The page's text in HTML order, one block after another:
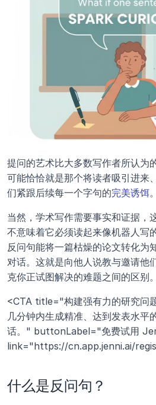
提问的艺术比大多数写作者所认为
可能恰恰就是那个将读者吸引进来
们紧跟后续每一个字句的完美诱饵。
当然，学术写作需要事实和证据，
不意味着它必须读起来像机器人写
反问句能将一篇枯燥的论文转化为
对话。这就是向他人说教与邀请他
克你正试图解决的难题之间的区别。
<CTA title="构建强有力的研究
几分钟内生成精准、达到发表水平
话。" buttonLabel="免费试用
link="https://cn.app.jenni.ai/
什么是反问句？